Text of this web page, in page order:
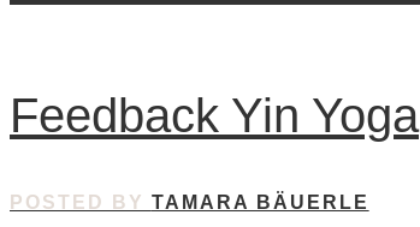
Feedback Yin Yoga
POSTED BY TAMARA BÄUERLE